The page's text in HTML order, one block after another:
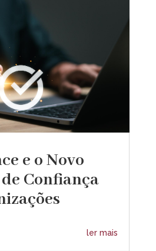
e o Novo
Confiança
ler mais